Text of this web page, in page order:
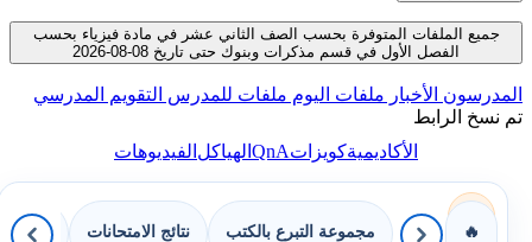
جميع الملفات المتوفرة بحسب الصف الثاني عشر في مادة فيزياء بحسب
الفصل الأول في قسم مذكرات وبنوك حتى تاريخ 08-08-2026
المدرسون الأخبار ملفات اليوم ملفات للمدرس التقويم المدرسي
تم نسخ الرابط
الأكاديميةكويزاتQnAالهياكلالفيديوهات
🔥 مجموعة التبرع بالكتب نتائج الامتحانات